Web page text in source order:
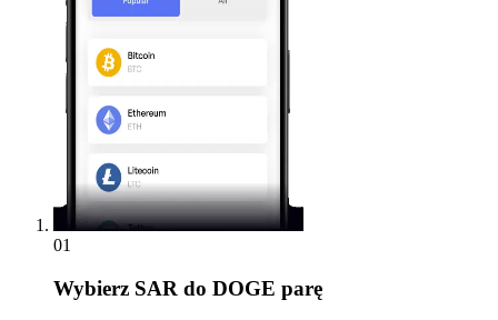
01
Wybierz SAR do DOGE parę